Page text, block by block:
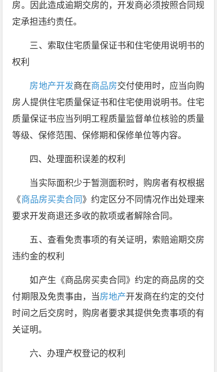
房。因此造成逾期交房的，开发商必须按照合同规
定承担违约责任。
三、索取住宅质量保证书和住宅使用说明书的
权利
房地产开发商在商品房交付使用时，应当向购
房人提供住宅质量保证书和住宅使用说明书。住宅
质量保证书应当列明工程质量监督单位核验的质量
等级、保修范围、保修期和保修单位等内容。
四、处理面积误差的权利
当实际面积少于暂测面积时，购房者有权根据
《商品房买卖合同 》约定区分不同情况作出处理来
要求开发商退还多收的款项或者解除合同。
五、查看免责事项的有关证明，索赔逾期交房
违约金的权利
如产生《商品房买卖合同》约定的商品房的交
付期限及免责事由，当房地产开发商在约定的交付
时间之后交房时，购房者要求其提供免责事项的有
关证明。
六、办理产权登记的权利